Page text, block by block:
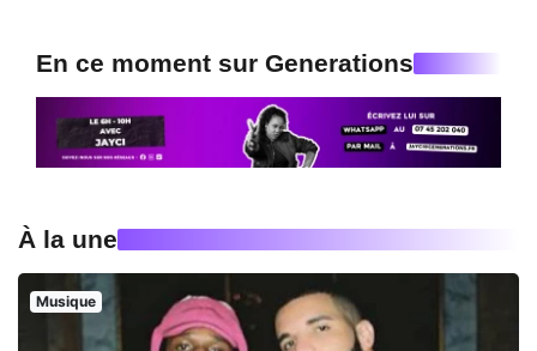
En ce moment sur Generations
À la une
Musique